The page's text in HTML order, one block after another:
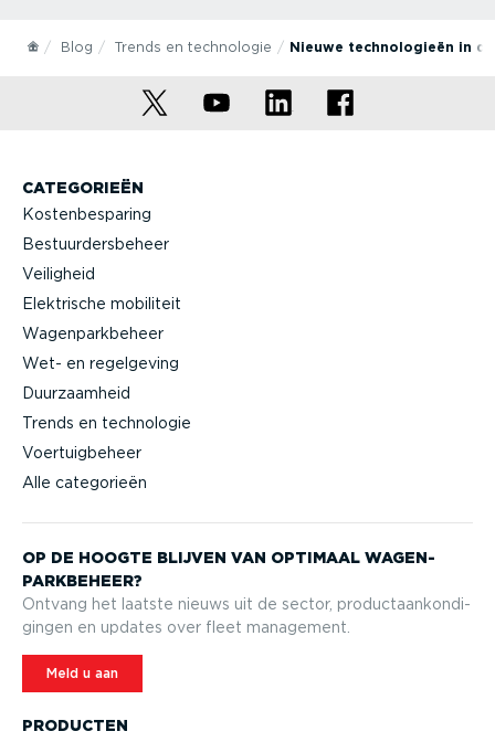
Blog Trends en technologie Nieuwe technologieën in
CATEGORIEËN
Kostenbesparing
Bestuurdersbeheer
Veiligheid
Elektrische mobiliteit
Wagenparkbeheer
Wet- en regelgeving
Duurzaamheid
Trends en technologie
Voertuigbeheer
Alle categorieën
PRODUCTEN
OP DE HOOGTE BLIJVEN VAN OPTIMAAL WAGEN­
PARK­BEHEER?
Ontvang het laatste nieuws uit de sector, product­aan­kon­di­
gingen en updates over fleet management.
Meld u aan